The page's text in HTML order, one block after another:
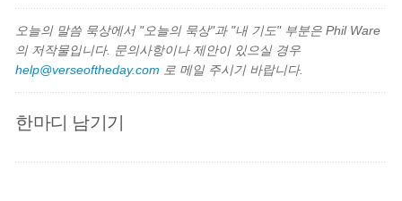
오늘의 말씀 묵상에서 "오늘의 묵상"과 "내 기도" 부분은 Phil Ware
의 저작물입니다. 문의사항이나 제안이 있으실 경우
help@verseoftheday.com 로 메일 주시기 바랍니다.
한마디 남기기